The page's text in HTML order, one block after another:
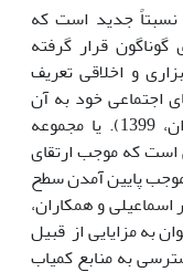
نسبتاً جدید است که
قرار گرفته
و اخلاقی تعریف
اجتماعی خود به آن
دسترسی داشته باشند(قربانی و همکاران، 1399). یا مجموعه
که موجب ارتقای
پایین آمدن سطح
اسماعیلی و همکاران،
به مزایایی از قبیل
به منابع کمیاب